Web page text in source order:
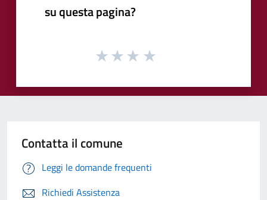
su questa pagina?
Contatta il comune
Leggi le domande frequenti
Richiedi Assistenza